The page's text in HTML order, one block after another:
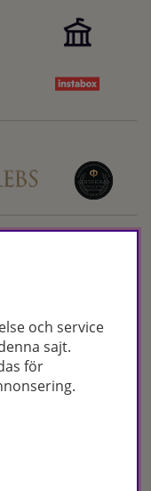
hudvård, hårvård och
erfarenhet och
produkter och
hudoteket.se eller
och service
sajt.
för